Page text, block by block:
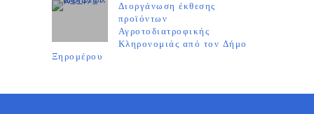
Διοργάνωση έκθεσης
προϊόντων
Αγροτοδιατροφικής
Κληρονομιάς από τον Δήμο
Ξηρομέρου